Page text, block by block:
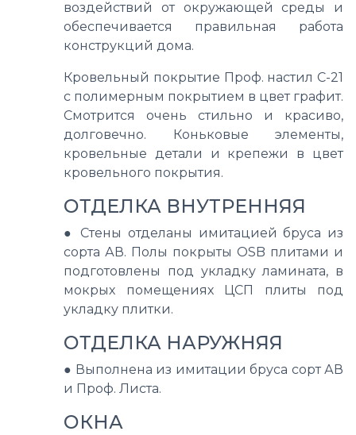
воздействий от окружающей среды и
обеспечивается правильная работа
конструкций дома.
Кровельный покрытие Проф. настил С-21
с полимерным покрытием в цвет графит.
Смотрится очень стильно и красиво,
долговечно. Коньковые элементы,
кровельные детали и крепежи в цвет
кровельного покрытия.
ОТДЕЛКА ВНУТРЕННЯЯ
●Стены отделаны имитацией бруса из
сорта АВ. Полы покрыты OSB плитами и
подготовлены под укладку ламината, в
мокрых помещениях ЦСП плиты под
укладку плитки.
ОТДЕЛКА НАРУЖНЯЯ
● Выполнена из имитации бруса сорт АВ
и Проф. Листа.
ОКНА